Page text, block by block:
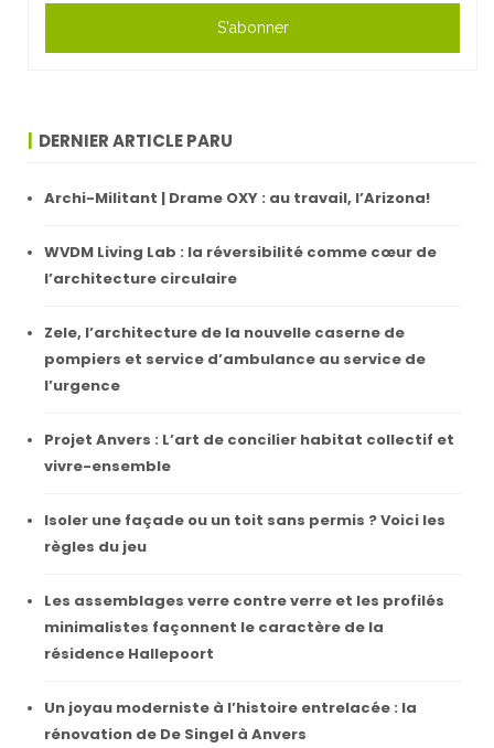
S'abonner
DERNIER ARTICLE PARU
Archi-Militant | Drame OXY : au travail, l’Arizona!
WVDM Living Lab : la réversibilité comme cœur de
l’architecture circulaire
Zele, l’architecture de la nouvelle caserne de
pompiers et service d’ambulance au service de
l’urgence
Projet Anvers : L’art de concilier habitat collectif et
vivre-ensemble
Isoler une façade ou un toit sans permis ? Voici les
règles du jeu
Les assemblages verre contre verre et les profilés
minimalistes façonnent le caractère de la
résidence Hallepoort
Un joyau moderniste à l’histoire entrelacée : la
rénovation de De Singel à Anvers